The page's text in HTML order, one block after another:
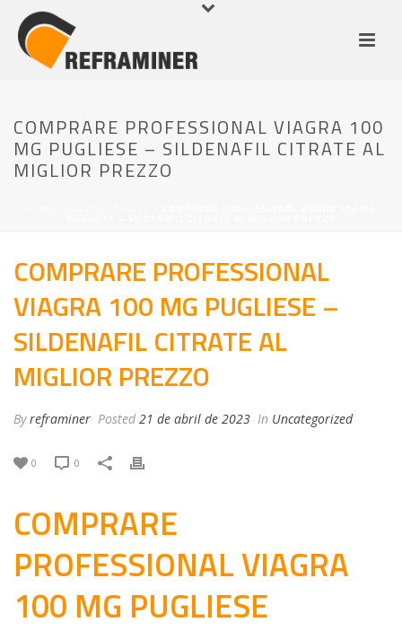
COMPRARE PROFESSIONAL VIAGRA 100
MG PUGLIESE – SILDENAFIL CITRATE AL
MIGLIOR PREZZO
COMPRARE PROFESSIONAL
VIAGRA 100 MG PUGLIESE –
SILDENAFIL CITRATE AL
MIGLIOR PREZZO
Byreframiner Posted 21 de abril de 2023 In Uncategorized
0 0
COMPRARE
PROFESSIONAL VIAGRA
100 MG PUGLIESE